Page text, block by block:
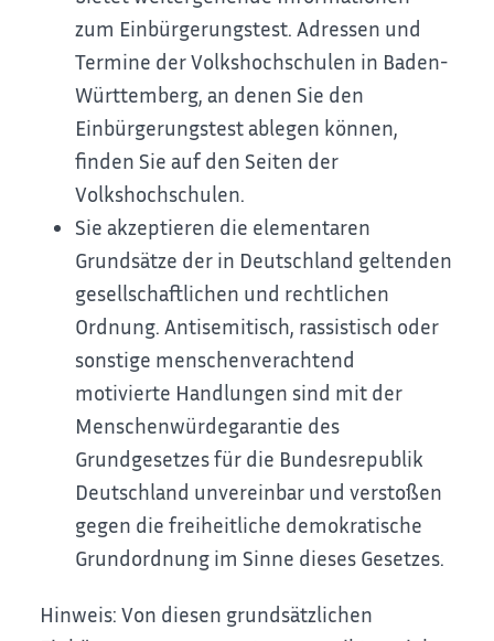
zum Einbürgerungstest. Adressen und
Termine der Volkshochschulen in Baden-
Württemberg, an denen Sie den
Einbürgerungstest ablegen können,
finden Sie auf den Seiten der
Volkshochschulen.
Sie akzeptieren die elementaren
Grundsätze der in Deutschland geltenden
gesellschaftlichen und rechtlichen
Ordnung. Antisemitisch, rassistisch oder
sonstige menschenverachtend
motivierte Handlungen sind mit der
Menschenwürdegarantie des
Grundgesetzes für die Bundesrepublik
Deutschland unvereinbar und verstoßen
gegen die freiheitliche demokratische
Grundordnung im Sinne dieses Gesetzes.
Hinweis: Von diesen grundsätzlichen